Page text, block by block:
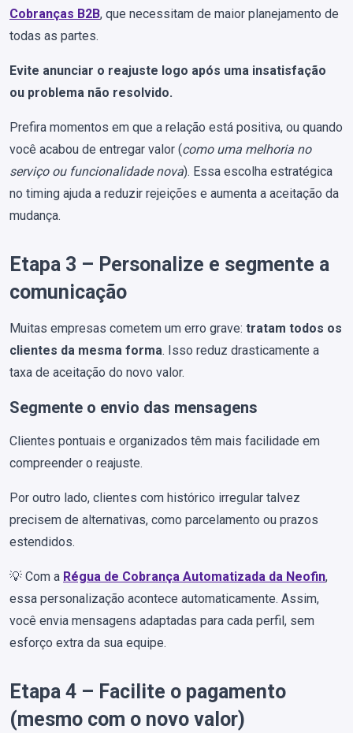
Cobranças B2B, que necessitam de maior planejamento de
todas as partes.
Evite anunciar o reajuste logo após uma insatisfação
ou problema não resolvido.
Prefira momentos em que a relação está positiva, ou quando
você acabou de entregar valor (como uma melhoria no
serviço ou funcionalidade nova). Essa escolha estratégica
no timing ajuda a reduzir rejeições e aumenta a aceitação da
mudança.
Etapa 3 – Personalize e segmente a
comunicação
Muitas empresas cometem um erro grave: tratam todos os
clientes da mesma forma. Isso reduz drasticamente a
taxa de aceitação do novo valor.
Segmente o envio das mensagens
Clientes pontuais e organizados têm mais facilidade em
compreender o reajuste.
Por outro lado, clientes com histórico irregular talvez
precisem de alternativas, como parcelamento ou prazos
estendidos.
💡 Com a Régua de Cobrança Automatizada da Neofin,
essa personalização acontece automaticamente. Assim,
você envia mensagens adaptadas para cada perfil, sem
esforço extra da sua equipe.
Etapa 4 – Facilite o pagamento
(mesmo com o novo valor)